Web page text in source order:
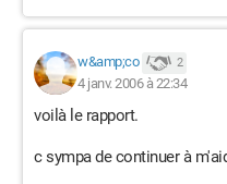
w&amp;co 2
4 janv. 2006 à 22:34
voilà le rapport.
c sympa de continuer à